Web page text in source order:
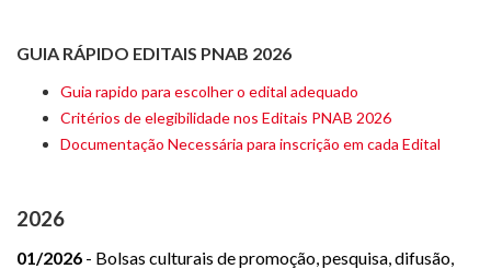
GUIA RÁPIDO EDITAIS PNAB 2026
Guia rapido para escolher o edital adequado
Critérios de elegibilidade nos Editais PNAB 2026
Documentação Necessária para inscrição em cada Edital
2026
01/2026 - Bolsas culturais de promoção, pesquisa, difusão,